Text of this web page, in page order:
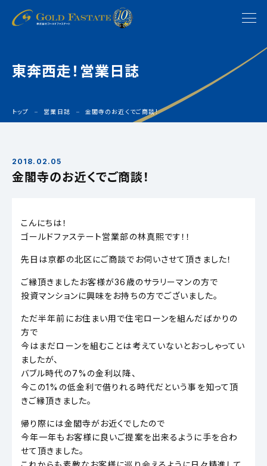
東奔西走！営業日誌
トップ 営業日誌 金閣寺のお近くでご商談！
2018.02.05
金閣寺のお近くでご商談！
こんにちは！
ゴールドファステート営業部の林真熙です！！
先日は京都の北区にご商談でお伺いさせて頂きました！
ご縁頂きましたお客様が36歳のサラリーマンの方で
投資マンションに興味をお持ちの方でございました。
ただ半年前にお住まい用で住宅ローンを組んだばかりの
方で
今はまだローンを組むことは考えていないとおっしゃってい
ましたが、
バブル時代の7%の金利以降、
今この1%の低金利で借りれる時代だという事を知って頂
きご縁頂きました。
帰り際には金閣寺がお近くでしたので
今年一年もお客様に良いご提案を出来るように手を合わ
せて頂きました。